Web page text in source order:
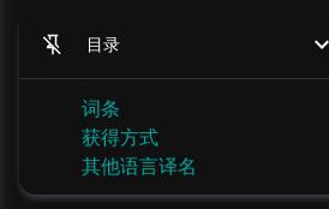
目录
词条
获得方式
其他语言译名